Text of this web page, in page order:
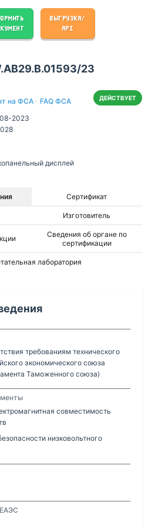
ВЫГРУЗКА/
API
23
на ФСА · FAQ ФСА
2023
дисплей
ДЕЙСТВУЕТ
Сертификат
Изготовитель
Сведения об органе по
сертификации
лаборатория
требованиям технического
экономического союза
Таможенного союза)
совместимость
низковольтного